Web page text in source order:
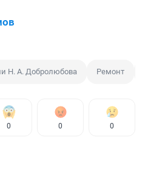
Н. А. Добролюбова Ремонт
0 0 0